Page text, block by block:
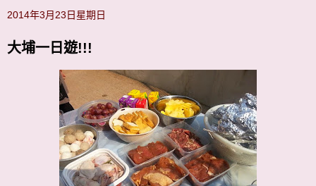
2014年3月23日星期日
大埔一日遊!!!